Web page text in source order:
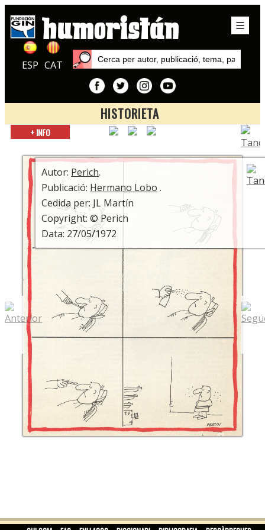
ESP CAT
HISTORIETA
Inici
Hermano Lobo
+ INFO
Autor: Perich.
Publicació: Hermano Lobo .
Cedida per: JL Martín
Copyright: © Perich
Data: 27/05/1972